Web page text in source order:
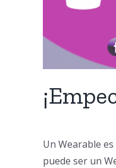
Un Wearable
puede ser un